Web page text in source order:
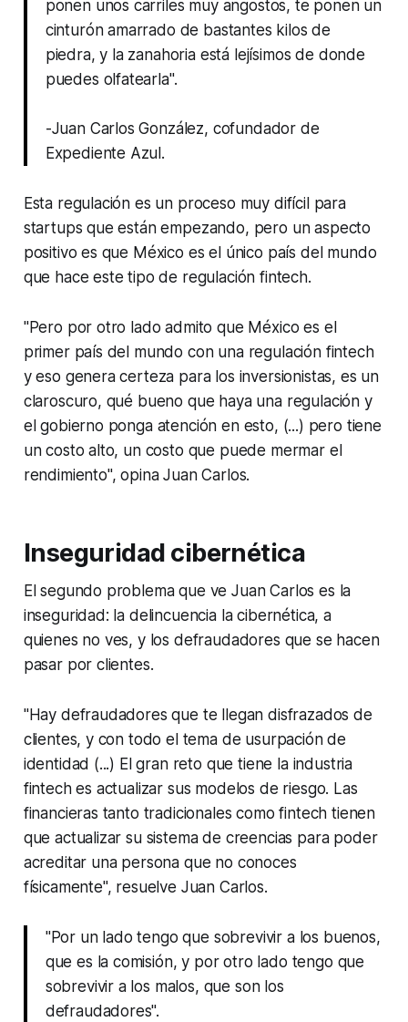
ponen unos carriles muy angostos, te ponen un
cinturón amarrado de bastantes kilos de
piedra, y la zanahoria está lejísimos de donde
puedes olfatearla".
-Juan Carlos González, cofundador de
Expediente Azul.
Esta regulación es un proceso muy difícil para
startups que están empezando, pero un aspecto
positivo es que México es el único país del mundo
que hace este tipo de regulación fintech.
"Pero por otro lado admito que México es el
primer país del mundo con una regulación fintech
y eso genera certeza para los inversionistas, es un
claroscuro, qué bueno que haya una regulación y
el gobierno ponga atención en esto, (...) pero tiene
un costo alto, un costo que puede mermar el
rendimiento", opina Juan Carlos.
Inseguridad cibernética
El segundo problema que ve Juan Carlos es la
inseguridad: la delincuencia la cibernética, a
quienes no ves, y los defraudadores que se hacen
pasar por clientes.
"Hay defraudadores que te llegan disfrazados de
clientes, y con todo el tema de usurpación de
identidad (...) El gran reto que tiene la industria
fintech es actualizar sus modelos de riesgo. Las
financieras tanto tradicionales como fintech tienen
que actualizar su sistema de creencias para poder
acreditar una persona que no conoces
físicamente", resuelve Juan Carlos.
"Por un lado tengo que sobrevivir a los buenos,
que es la comisión, y por otro lado tengo que
sobrevivir a los malos, que son los
defraudadores".